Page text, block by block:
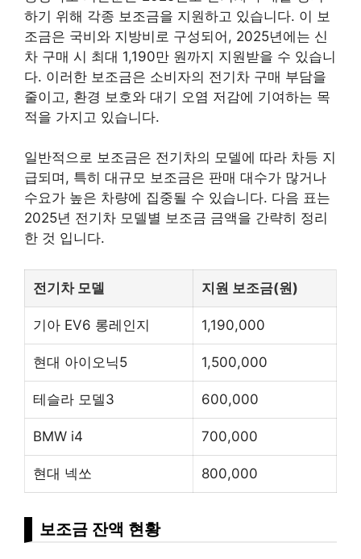
하기 위해 각종 보조금을 지원하고 있습니다. 이 보
조금은 국비와 지방비로 구성되어, 2025년에는 신
차 구매 시 최대 1,190만 원까지 지원받을 수 있습니
다. 이러한 보조금은 소비자의 전기차 구매 부담을
줄이고, 환경 보호와 대기 오염 저감에 기여하는 목
적을 가지고 있습니다.
일반적으로 보조금은 전기차의 모델에 따라 차등 지
급되며, 특히 대규모 보조금은 판매 대수가 많거나
수요가 높은 차량에 집중될 수 있습니다. 다음 표는
2025년 전기차 모델별 보조금 금액을 간략히 정리
한 것 입니다.
전기차 모델 지원 보조금(원)
기아 EV6 롱레인지 1,190,000
현대 아이오닉5 1,500,000
테슬라 모델3 600,000
BMW i4 700,000
현대 넥쏘 800,000
보조금 잔액 현황